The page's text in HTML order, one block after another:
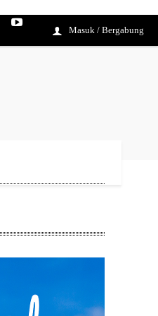
Masuk / Bergabung